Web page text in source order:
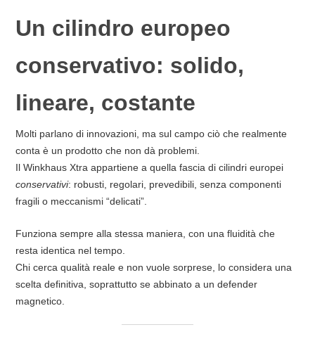
Un cilindro europeo
conservativo: solido,
lineare, costante
Molti parlano di innovazioni, ma sul campo ciò che realmente
conta è un prodotto che non dà problemi.
Il Winkhaus Xtra appartiene a quella fascia di cilindri europei
conservativi: robusti, regolari, prevedibili, senza componenti
fragili o meccanismi “delicati”.
Funziona sempre alla stessa maniera, con una fluidità che
resta identica nel tempo.
Chi cerca qualità reale e non vuole sorprese, lo considera una
scelta definitiva, soprattutto se abbinato a un defender
magnetico.